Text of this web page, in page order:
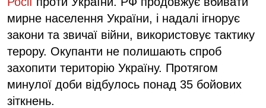
мирне населення України, і надалі ігнорує
закони та звичаї війни, використовує тактику
терору. Окупанти не полишають спроб
захопити територію Україну. Протягом
минулої доби відбулось понад 35 бойових
зіткнень.